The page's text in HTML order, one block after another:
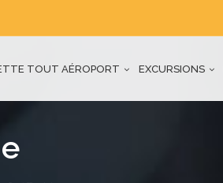
TOUT AÉROPORT EXCURSIONS